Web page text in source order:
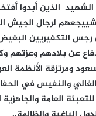
الذين أبدوا
لرجال الجيش
التكفيريين
عن بلادهم وعزتهم
ومرتزقة الأنظمة
والنفيس في
العامة